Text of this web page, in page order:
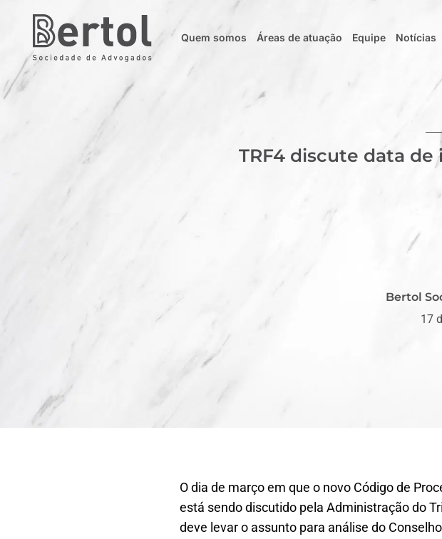
Quem somos Áreas de atuação Equipe Notícias
TRF4 discute data de
Bertol
17
O dia de março em que o novo Código de
está sendo discutido pela Administração do
deve levar o assunto para análise do